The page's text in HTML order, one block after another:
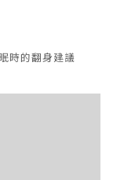
時的翻身建議